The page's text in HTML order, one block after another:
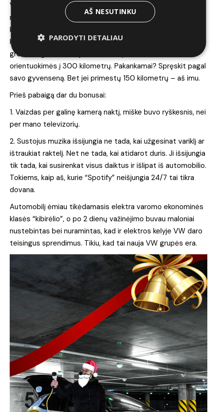
Vienas svarbiausių dalykų perkant elektromobilį –
nuvažiuojamas atstumas. Gamintojas deklaruoja 350
kilometrų. Būkim realistai – tiek dabar tikrai nenuvažiuosim.
Kai šilta, išjungus absoliučiai viską, tiesiu keliu, 90km/h
greičiu – gal. Bet nei jūs, nei aš taip nevažinėsim, todėl
orientuokimės į 300 kilometrų. Pakankamai? Spręskit pagal
savo gyvenseną. Bet jei primestų 150 kilometrų – aš imu.
Prieš pabaigą dar du bonusai:
1. Vaizdas per galinę kamerą naktį, miške buvo ryškesnis, nei
per mano televizorių.
2. Sustojus muzika išsijungia ne tada, kai užgesinat variklį ar
ištraukiat raktelį. Net ne tada, kai atidarot duris. Ji išsijungia
tik tada, kai susirenkat visus daiktus ir išlipat iš automobilio.
Tokiems, kaip aš, kurie “Spotify” neišjungia 24/7 tai tikra
dovana.
Automobilį ėmiau tikėdamasis elektra varomo ekonominės
klasės “kibirėlio”, o po 2 dienų važinėjimo buvau maloniai
nustebintas bei nuramintas, kad ir elektros kelyje VW daro
teisingus sprendimus. Tikiu, kad tai nauja VW grupės era.
AŠ NESUTINKU
PARODYTI DETALIAU